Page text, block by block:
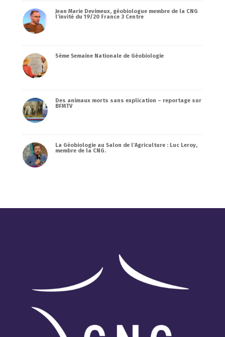
Jean Marie Devimeux, géobiologue membre de la CNG
l’invité du 19/20 France 3 Centre
5ème Semaine Nationale de Géobiologie
Des animaux morts sans explication – reportage sur
BFMTV
La Géobiologie au Salon de l’Agriculture : Luc Leroy,
membre de la CNG.